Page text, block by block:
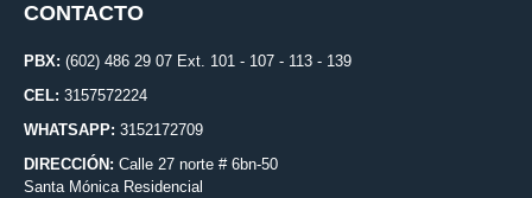
CONTACTO
PBX: (602) 486 29 07 Ext. 101 - 107 - 113 - 139
CEL: 3157572224
WHATSAPP: 3152172709
DIRECCIÓN: Calle 27 norte # 6bn-50
Santa Mónica Residencial